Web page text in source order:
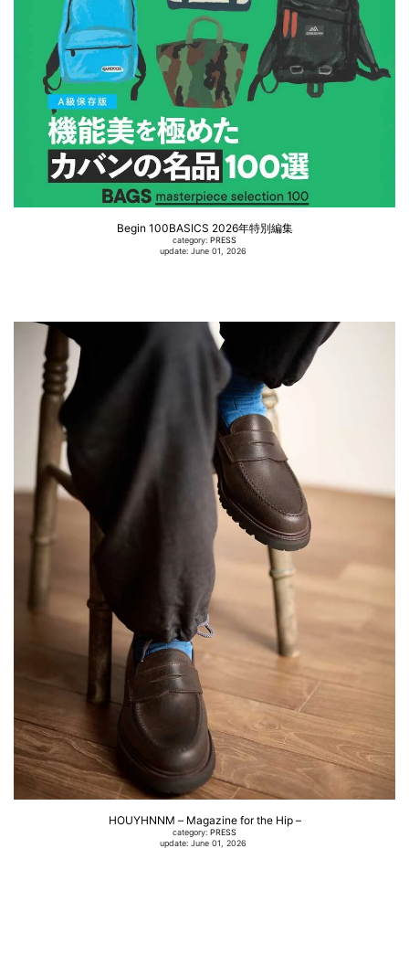
Begin 100BASICS 2026年特別編集
category: PRESS
update: June 01, 2026
HOUYHNNM – Magazine for the Hip –
category: PRESS
update: June 01, 2026